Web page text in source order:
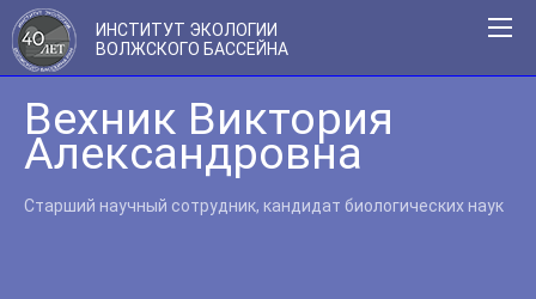
ИНСТИТУТ ЭКОЛОГИИ
ВОЛЖСКОГО БАССЕЙНА
Вехник Виктория
Александровна
Старший научный сотрудник, кандидат биологических наук